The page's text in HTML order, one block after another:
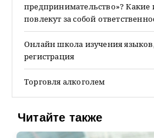
предпринимательство»? Какие
повлекут за собой
Онлайн школа изучения
регистрация
Торговля алкоголем
Читайте также